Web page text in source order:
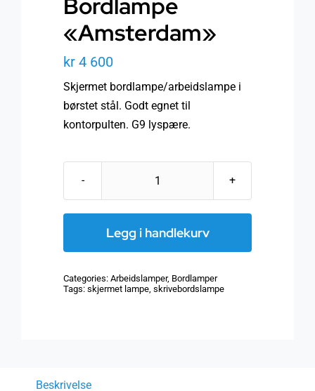
«Amsterdam»
kr 4 600
Skjermet bordlampe/arbeidslampe i
børstet stål. Godt egnet til
kontorpulten. G9 lyspære.
Bordlampe
antall
Legg i handlekurv
Categories: Arbeidslamper, Bordlamper
Tags: skjermet lampe, skrivebordslampe
Beskrivelse